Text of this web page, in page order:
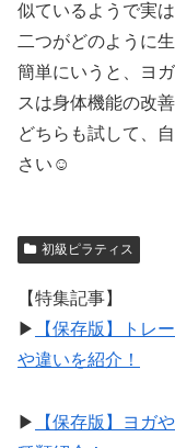
似ているようで実
二つがどのように
簡単にいうと、ヨ
スは身体機能の改善
どちらも試して、
さい☺️
初級ピラティス
【特集記事】
▶︎
【保存版】トレ
や違いを紹介！
▶︎
【保存版】ヨガ